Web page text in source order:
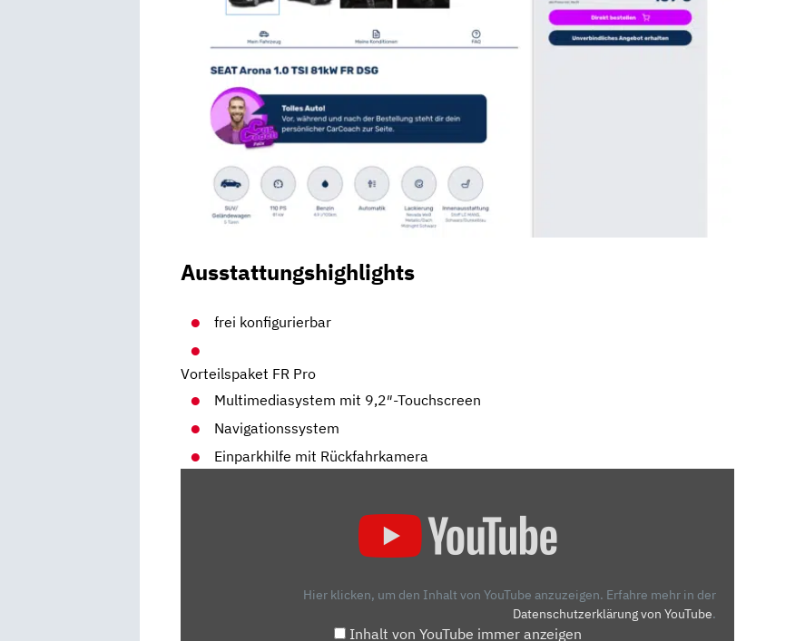
Ausstattungshighlights
frei konfigurierbar
Vorteilspaket FR Pro
Multimediasystem mit 9,2″-Touchscreen
Navigationssystem
Einparkhilfe mit Rückfahrkamera
Hier klicken, um den Inhalt von YouTube anzuzeigen. Erfahre mehr in der
Datenschutzerklärung von YouTube.
Inhalt von YouTube immer anzeigen